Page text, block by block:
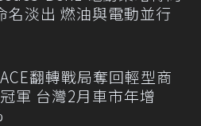
名淡出 燃油與電動並行
翻轉戰局奪回輕型商
軍 台灣2月車市年增